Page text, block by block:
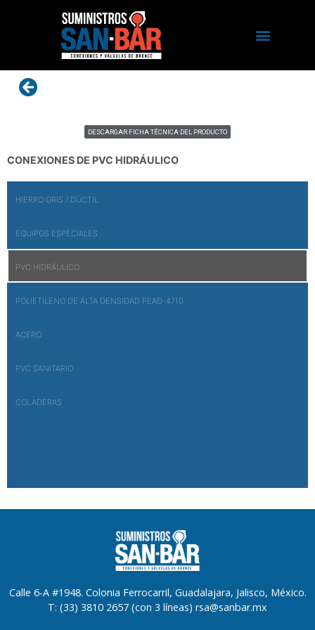
HIERRO GRIS / DÚCTIL
EQUIPOS ESPECIALES
PVC HIDRÁULICO
POLIETILENO DE ALTA DENSIDAD PEAD-4710
ACERO
PVC SANITARIO
COLADERAS
CONEXIONES DE PVC HIDRÁULICO
DESCARGAR FICHA TÉCNICA DEL PRODUCTO
Calle 6-A #1948. Colonia Ferrocarril, Guadalajara, Jalisco, México.
T: (33) 3810 2657 (con 3 líneas) rsa@sanbar.mx